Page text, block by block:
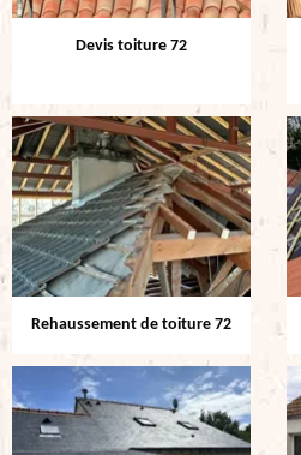
Devis toiture 72
Rehaussement de toiture 72